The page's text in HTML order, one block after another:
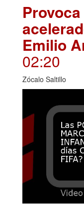
Emilio
02:20
Zócalo Saltillo